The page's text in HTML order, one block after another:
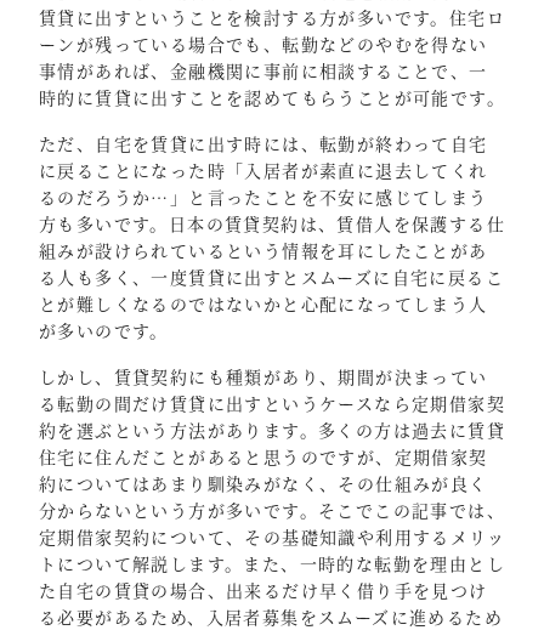
賃貸に出すということを検討する方が多いです。住宅ロ
ーンが残っている場合でも、転勤などのやむを得ない
事情があれば、金融機関に事前に相談することで、一
時的に賃貸に出すことを認めてもらうことが可能です。
ただ、自宅を賃貸に出す時には、転勤が終わって自宅
に戻ることになった時「入居者が素直に退去してくれ
るのだろうか…」と言ったことを不安に感じてしまう
方も多いです。日本の賃貸契約は、賃借人を保護する仕
組みが設けられているという情報を耳にしたことがあ
る人も多く、一度賃貸に出すとスムーズに自宅に戻るこ
とが難しくなるのではないかと心配になってしまう人
が多いのです。
しかし、賃貸契約にも種類があり、期間が決まってい
る転勤の間だけ賃貸に出すというケースなら定期借家契
約を選ぶという方法があります。多くの方は過去に賃貸
住宅に住んだことがあると思うのですが、定期借家契
約についてはあまり馴染みがなく、その仕組みが良く
分からないという方が多いです。そこでこの記事では、
定期借家契約について、その基礎知識や利用するメリッ
トについて解説します。また、一時的な転勤を理由とし
た自宅の賃貸の場合、出来るだけ早く借り手を見つけ
る必要があるため、入居者募集をスムーズに進めるため